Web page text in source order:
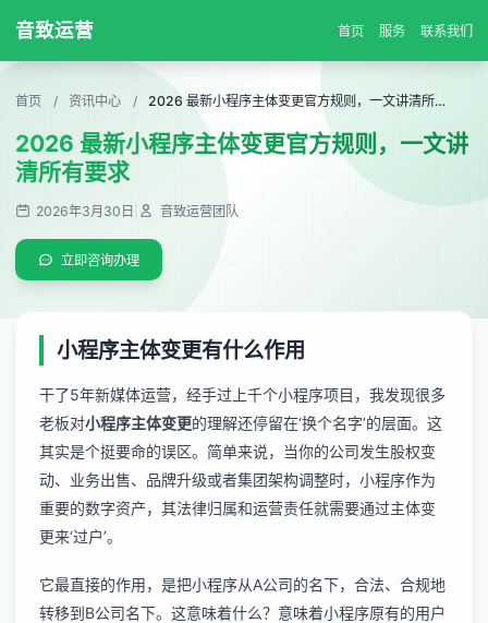
音致运营 首页 服务 联系我们
首页 / 资讯中心 / 2026 最新小程序主体变更官方规则，一文讲清所有要求
2026 最新小程序主体变更官方规则，一文讲
清所有要求
2026年3月30日 音致运营团队
立即咨询办理
小程序主体变更有什么作用
干了5年新媒体运营，经手过上千个小程序项目，我发现很多
老板对小程序主体变更的理解还停留在‘换个名字’的层面。这
其实是个挺要命的误区。简单来说，当你的公司发生股权变
动、业务出售、品牌升级或者集团架构调整时，小程序作为
重要的数字资产，其法律归属和运营责任就需要通过主体变
更来‘过户’。
它最直接的作用，是把小程序从A公司的名下，合法、合规地
转移到B公司名下。这意味着什么？意味着小程序原有的用户